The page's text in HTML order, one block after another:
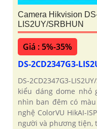
Camera Hikvision
LIS2UY/SRBHUN
Giá : 5%-35%
DS-2CD2347G3-
DS-2CD2347G3-
kiểu dáng dome
nhìn ban đêm có
nghệ ColorVU HikAI-
người và phương tiện,